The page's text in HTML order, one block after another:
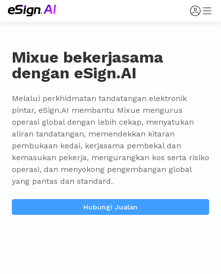
Mixue bekerjasama
dengan eSign.AI
Melalui perkhidmatan tandatangan elektronik
pintar, eSign.AI membantu Mixue mengurus
operasi global dengan lebih cekap, menyatukan
aliran tandatangan, memendekkan kitaran
pembukaan kedai, kerjasama pembekal dan
kemasukan pekerja, mengurangkan kos serta risiko
operasi, dan menyokong pengembangan global
yang pantas dan standard.
Hubungi Jualan